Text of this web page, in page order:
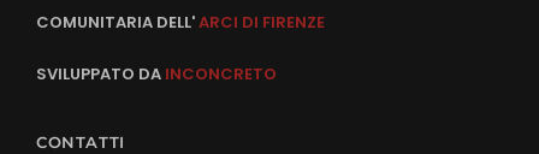
COMUNITARIA DELL'ARCI DI FIRENZE
SVILUPPATO DA INCONCRETO
CONTATTI